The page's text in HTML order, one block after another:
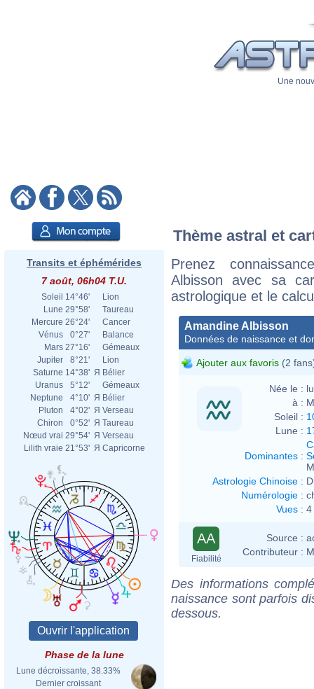
Une
Transits et éphémérides
7 août, 06h04 T.U.
Soleil 14°46'
Lion
Lune 29°58'
Taureau
Mercure 26°24'
Cancer
Vénus
0°27'
Balance
Mars 27°16'
Gémeaux
Jupiter
8°21'
Lion
Saturne 14°38' Я Bélier
Uranus
5°12'
Gémeaux
Neptune
4°10' Я Bélier
Pluton
4°02' Я Verseau
Chiron
0°52' Я Taureau
Nœud vrai 29°54' Я Verseau
Lilith vraie 21°53' Я Capricorne
Phase de la lune
Lune décroissante, 38.33%
Dernier croissant
Thème astral et
Prenez
Albisson avec sa
astrologique et le
Amandine Albisson
Données de naissance et
Ajouter aux favoris (2
Née le :
à :
Soleil :
Lune :
Dominantes :
Astrologie Chinoise :
Numérologie :
Vues : 4
AA
Fiabilité
Source :
Contributeur :
Des informations
naissance sont parfois
dessous.